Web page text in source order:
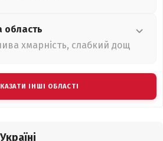
область
хмарність, слабкий дощ
ІНШІ ОБЛАСТІ